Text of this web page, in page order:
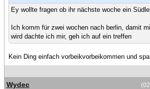
Ey wollte fragen ob ihr nächste woche ein
Ich komm für zwei wochen nach berlin, damit
wird dachte ich mir, geh ich auf ein treffen
Kein Ding einfach vorbeikvorbeikommen und
Wydec